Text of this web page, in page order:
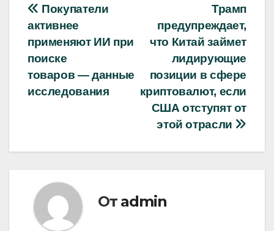
Навигация
по
записям
Трамп
предупреждает,
что Китай займет
лидирующие
позиции в сфере
криптовалют, если
США отступят от
этой отрасли
Покупатели
активнее
применяют ИИ при
поиске
товаров — данные
исследования
От admin